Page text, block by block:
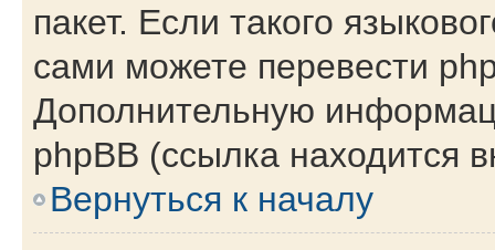
пакет. Если такого
сами можете перевести
Дополнительную
phpBB (ссылка находится
Вернуться к началу